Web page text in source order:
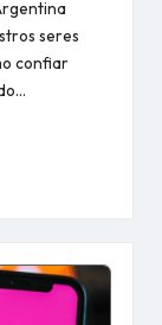
seres
confiar